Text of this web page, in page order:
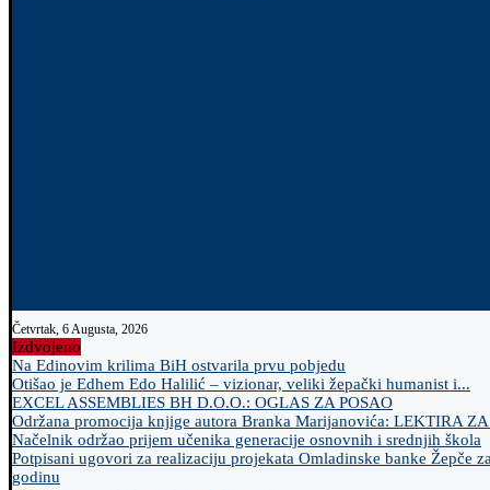
Četvrtak, 6 Augusta, 2026
Izdvojeno
Na Edinovim krilima BiH ostvarila prvu pobjedu
Otišao je Edhem Edo Halilić – vizionar, veliki žepački humanist i...
EXCEL ASSEMBLIES BH D.O.O.: OGLAS ZA POSAO
Održana promocija knjige autora Branka Marijanovića: LEKTIRA
Načelnik održao prijem učenika generacije osnovnih i srednjih škola
Potpisani ugovori za realizaciju projekata Omladinske banke Žepče
godinu